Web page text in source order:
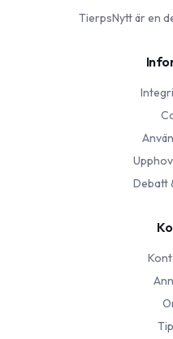
TierpsNyttär en
Debatt